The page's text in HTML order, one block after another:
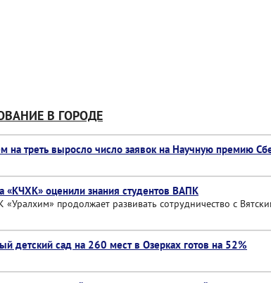
В ГОРОДЕ
на треть выросло число заявок на Научную премию
«КЧХК» оценили знания студентов ВАПК
продолжает развивать сотрудничество с
детский сад на 260 мест в Озерках готов на 52%